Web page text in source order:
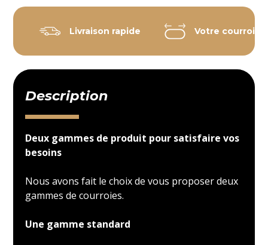
Livraison rapide Votre courroie
Description
Deux gammes de produit pour satisfaire vos
besoins
Nous avons fait le choix de vous proposer deux
gammes de courroies.
Une gamme standard